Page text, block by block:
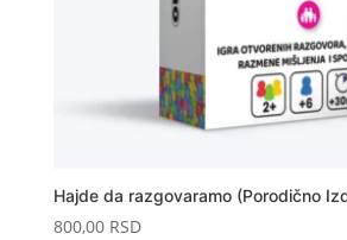
Hajde da razgovaramo (Porodično
800,00 RSD